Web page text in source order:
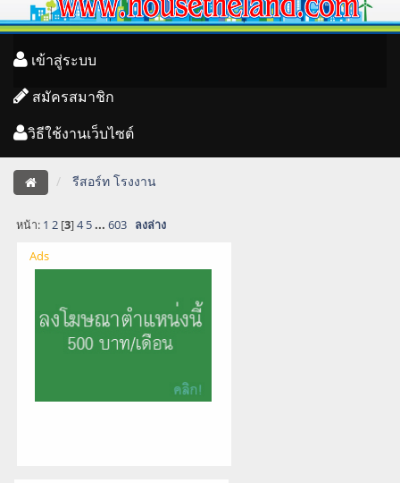
เข้าสู่ระบบ
สมัครสมาชิก
วิธีใช้งานเว็บไซต์
รีสอร์ท โรงงาน
หน้า: 1 2[3]4 5 ... 603 ลงล่าง
Ads